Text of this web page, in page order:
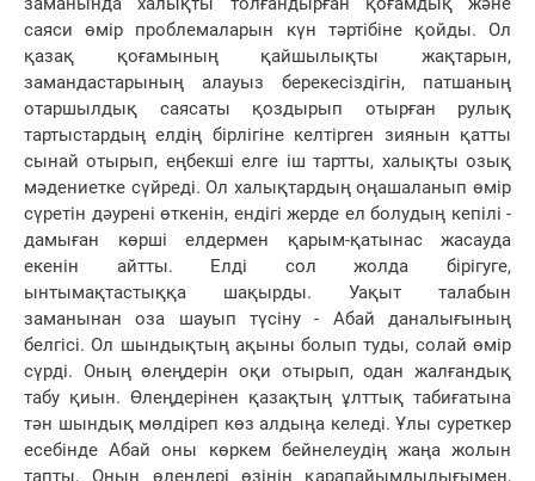
саяси өмір проблемаларын күн тәртібіне қойды. Ол
қазақ қоғамының қайшылықты жақтарын,
замандастарының алауыз берекесіздігін, патшаның
отаршылдық саясаты қоздырып отырған рулық
тартыстардың елдің бірлігіне келтірген зиянын қатты
сынай отырып, еңбекші елге іш тартты, халықты озық
мәдениетке сүйреді. Ол халықтардың оңашаланып өмір
сүретін дәурені өткенін, ендігі жерде ел болудың кепілі -
дамыған көрші елдермен қарым-қатынас жасауда
екенін айтты. Елді сол жолда бірігуге,
ынтымақтастыққа шақырды. Уақыт талабын
заманынан оза шауып түсіну - Абай даналығының
белгісі. Ол шындықтың ақыны болып туды, солай өмір
сүрді. Оның өлеңдерін оқи отырып, одан жалғандық
табу қиын. Өлеңдерінен қазақтың ұлттық табиғатына
тән шындық мөлдіреп көз алдыңа келеді. Ұлы суреткер
есебінде Абай оны көркем бейнелеудің жаңа жолын
тапты. Оның өлеңдері өзінің қарапайымдылығымен,